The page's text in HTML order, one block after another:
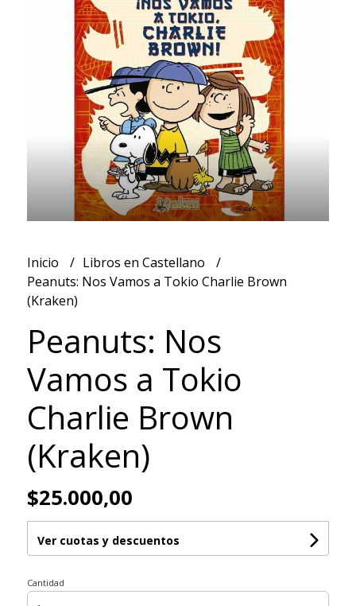
Inicio
Libros en Castellano
Peanuts: Nos Vamos a Tokio Charlie Brown
(Kraken)
Peanuts: Nos
Vamos a Tokio
Charlie Brown
(Kraken)
$25.000,00
Ver cuotas y descuentos
Cantidad